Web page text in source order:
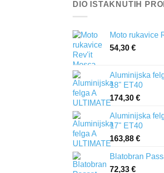
DIO ISTAKNUTIH
Moto rukavice
54,30 €
Aluminijska
18" ET40
174,30 €
Aluminijska
17" ET40
163,88 €
Blatobran
72,33 €